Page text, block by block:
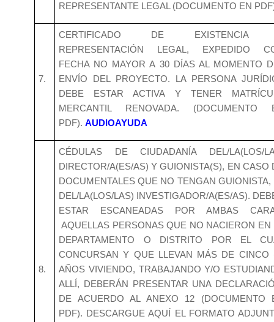
REPRESENTANTE LEGAL (DOCUMENTO EN
7.
CERTIFICADO DE EXISTENCIA
REPRESENTACIÓN LEGAL, EXPEDIDO
FECHA NO MAYOR A 30 DÍAS AL MOMENTO
ENVÍO DEL PROYECTO. LA PERSONA
DEBE ESTAR ACTIVA Y TENER
MERCANTIL RENOVADA. (DOCUMENTO
PDF). AUDIOAYUDA
8.
CÉDULAS DE CIUDADANÍA DEL/LA(LOS/
DIRECTOR/A(ES/AS) Y GUIONISTA(S), EN CASO
DOCUMENTALES QUE NO TENGAN GUIONISTA,
DEL/LA(LOS/LAS) INVESTIGADOR/A(ES/AS).
ESTAR ESCANEADAS POR AMBAS
AQUELLAS PERSONAS QUE NO NACIERON EN
DEPARTAMENTO O DISTRITO POR EL
CONCURSAN Y QUE LLEVAN MÁS DE CINCO
AÑOS VIVIENDO, TRABAJANDO Y/O
ALLÍ, DEBERÁN PRESENTAR UNA
DE ACUERDO AL ANEXO 12 (DOCUMENTO
PDF). DESCARGUE AQUÍ EL FORMATO